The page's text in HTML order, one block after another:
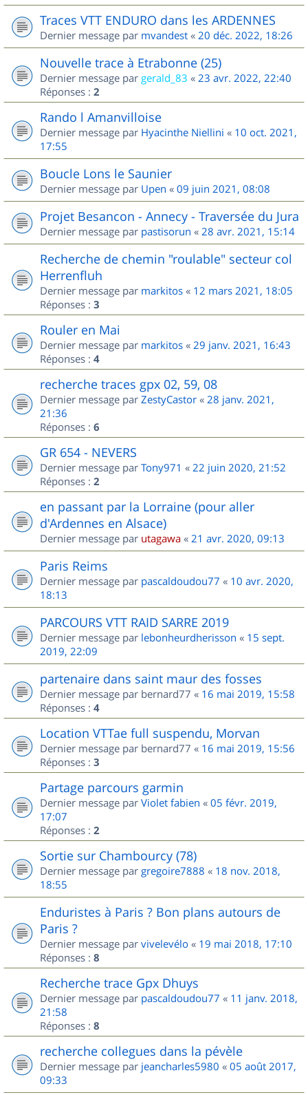
Traces VTT ENDURO dans les ARDENNES
Dernier message par mvandest « 20 déc. 2022, 18:26
Nouvelle trace à Etrabonne (25)
Dernier message par gerald_83 « 23 avr. 2022, 22:40
Réponses : 2
Rando l Amanvilloise
Dernier message par Hyacinthe Niellini « 10 oct. 2021,
17:55
Boucle Lons le Saunier
Dernier message par Upen « 09 juin 2021, 08:08
Projet Besancon - Annecy - Traversée du Jura
Dernier message par pastisorun « 28 avr. 2021, 15:14
Recherche de chemin "roulable" secteur col
Herrenfluh
Dernier message par markitos « 12 mars 2021, 18:05
Réponses : 3
Rouler en Mai
Dernier message par markitos « 29 janv. 2021, 16:43
Réponses : 4
recherche traces gpx 02, 59, 08
Dernier message par ZestyCastor « 28 janv. 2021,
21:36
Réponses : 6
GR 654 - NEVERS
Dernier message par Tony971 « 22 juin 2020, 21:52
Réponses : 2
en passant par la Lorraine (pour aller
d'Ardennes en Alsace)
Dernier message par utagawa « 21 avr. 2020, 09:13
Paris Reims
Dernier message par pascaldoudou77 « 10 avr. 2020,
18:13
PARCOURS VTT RAID SARRE 2019
Dernier message par lebonheurdherisson « 15 sept.
2019, 22:09
partenaire dans saint maur des fosses
Dernier message par bernard77 « 16 mai 2019, 15:58
Réponses : 4
Location VTTae full suspendu, Morvan
Dernier message par bernard77 « 16 mai 2019, 15:56
Réponses : 3
Partage parcours garmin
Dernier message par Violet fabien « 05 févr. 2019,
17:07
Réponses : 2
Sortie sur Chambourcy (78)
Dernier message par gregoire7888 « 18 nov. 2018,
18:55
Enduristes à Paris ? Bon plans autours de
Paris ?
Dernier message par vivelevélo « 19 mai 2018, 17:10
Réponses : 8
Recherche trace Gpx Dhuys
Dernier message par pascaldoudou77 « 11 janv. 2018,
21:58
Réponses : 8
recherche collegues dans la pévèle
Dernier message par jeancharles5980 « 05 août 2017,
09:33